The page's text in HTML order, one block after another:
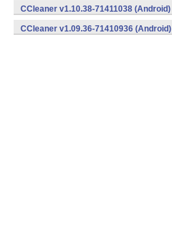
CCleaner v1.10.38-71411038 (Android)
CCleaner v1.09.36-71410936 (Android)